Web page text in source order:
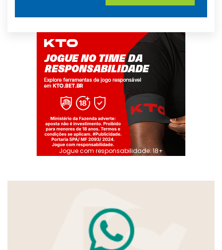
Jogue com responsabilidade. 18+